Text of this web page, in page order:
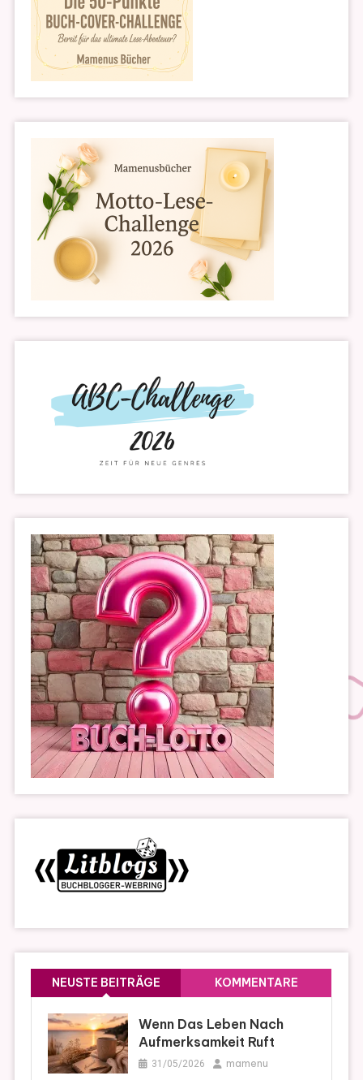
NEUSTE BEITRÄGE KOMMENTARE
Wenn Das Leben Nach
Aufmerksamkeit Ruft
31/05/2026 mamenu